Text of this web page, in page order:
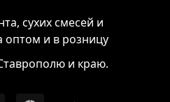
сухих смесей и
оптом и в розницу
и краю.